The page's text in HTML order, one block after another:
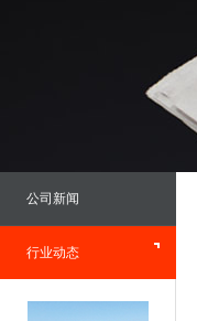
公司新闻
行业动态